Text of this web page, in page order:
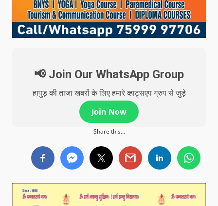
📢 Join Our WhatsApp Group
हापुड़ की ताजा खबरों के लिए हमारे व्हाट्सएप ग्रुप से जुड़े
Join Now
Share this...